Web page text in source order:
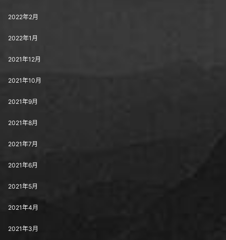
2022年2月
2022年1月
2021年12月
2021年10月
2021年9月
2021年8月
2021年7月
2021年6月
2021年5月
2021年4月
2021年3月